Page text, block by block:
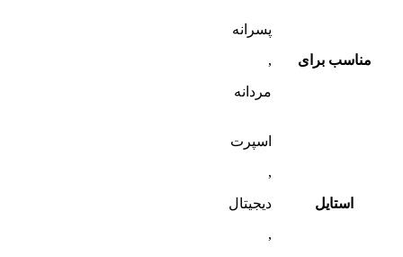
مناسب برای
پسرانه
,
مردانه
استایل
اسپرت
,
دیجیتال
,